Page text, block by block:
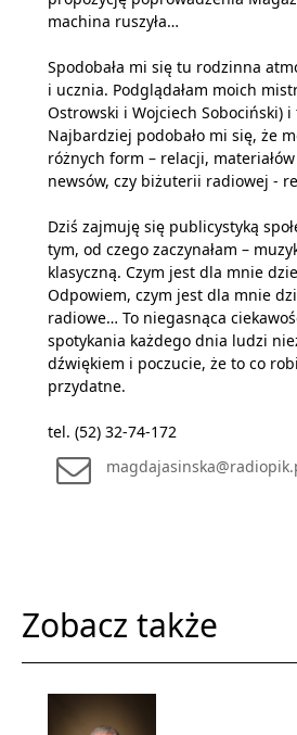
machina ruszyła…
Spodobała mi się tu rodzinna
i ucznia. Podglądałam moich
Ostrowski i Wojciech Sobociński) i
Najbardziej podobało mi się, że
różnych form – relacji,
newsów, czy biżuterii radiowej -
Dziś zajmuję się publicystyką
tym, od czego zaczynałam –
klasyczną. Czym jest dla mnie
Odpowiem, czym jest dla mnie
radiowe… To niegasnąca
spotykania każdego dnia ludzi
dźwiękiem i poczucie, że to co
przydatne.
tel. (52) 32-74-172
Zobacz także